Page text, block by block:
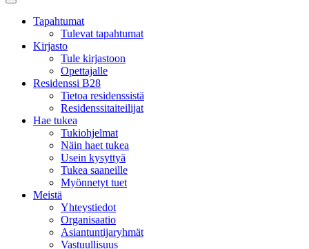
Sulje
päävalikkoTapahtumat
Tulevat tapahtumat
Kirjasto
Tule kirjastoon
Opettajalle
Residenssi B28
Tietoa residenssistä
Residenssitaiteilijat
Hae tukea
Tukiohjelmat
Näin haet tukea
Usein kysyttyä
Tukea saaneille
Myönnetyt tuet
Meistä
Yhteystiedot
Organisaatio
Asiantuntijaryhmät
Vastuullisuus